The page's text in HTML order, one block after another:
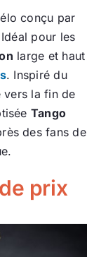
conçu par
pour les
large et haut
. Inspiré du
vers la fin de
Tango
des fans de
prix